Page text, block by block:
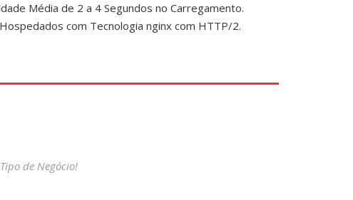
Média de 2 a 4 Segundos no Carregamento.
com Tecnologia nginx com HTTP/2.
de Negócio!